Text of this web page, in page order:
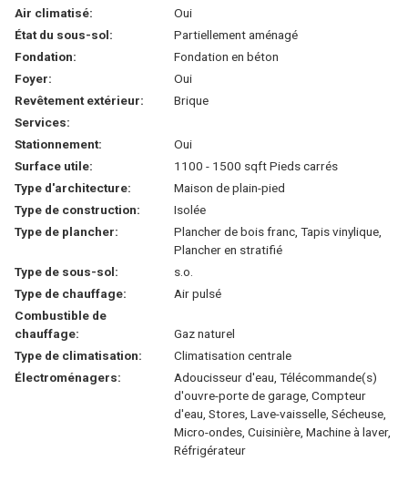
Air climatisé:
Oui
État du sous-sol:
Partiellement aménagé
Fondation:
Fondation en béton
Foyer:
Oui
Revêtement extérieur:
Brique
Services:
Stationnement:
Oui
Surface utile:
1100 - 1500 sqft Pieds carrés
Type d'architecture:
Maison de plain-pied
Type de construction:
Isolée
Type de plancher:
Plancher de bois franc, Tapis vinylique,
Plancher en stratifié
Type de sous-sol:
s.o.
Type de chauffage:
Air pulsé
Combustible de
chauffage:
Gaz naturel
Type de climatisation:
Climatisation centrale
Électroménagers:
Adoucisseur d'eau, Télécommande(s)
d'ouvre-porte de garage, Compteur
d'eau, Stores, Lave-vaisselle, Sécheuse,
Micro-ondes, Cuisinière, Machine à laver,
Réfrigérateur